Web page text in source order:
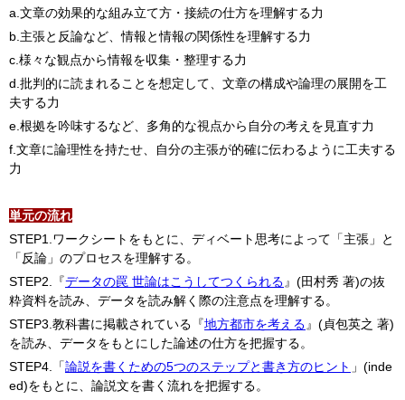
a.文章の効果的な組み立て方・接続の仕方を理解する力
b.主張と反論など、情報と情報の関係性を理解する力
c.様々な観点から情報を収集・整理する力
d.批判的に読まれることを想定して、文章の構成や論理の展開を工
夫する力
e.根拠を吟味するなど、多角的な視点から自分の考えを見直す力
f.文章に論理性を持たせ、自分の主張が的確に伝わるように工夫する
力
単元の流れ
STEP1.ワークシートをもとに、ディベート思考によって「主張」と
「反論」のプロセスを理解する。
STEP2.『データの罠 世論はこうしてつくられる 』(田村秀 著)の抜
粋資料を読み、データを読み解く際の注意点を理解する。
STEP3.教科書に掲載されている『地方都市を考える 』(貞包英之 著)
を読み、データをもとにした論述の仕方を把握する。
STEP4.「論説を書くための5つのステップと書き方のヒント 」(inde
ed)をもとに、論説文を書く流れを把握する。